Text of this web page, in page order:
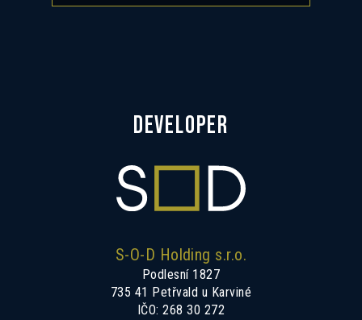
DEVELOPER
S-O-D Holding s.r.o.
Podlesní 1827
735 41 Petřvald u Karviné
IČO: 268 30 272